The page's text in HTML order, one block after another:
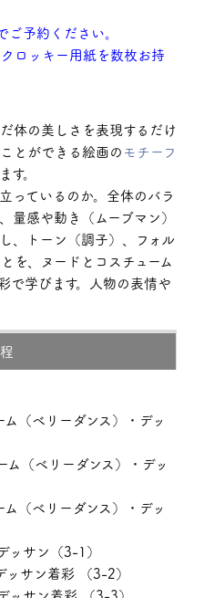
予約ください。
ロッキー用紙を数枚お持
体の美しさを表現するだけ
とができる絵画のモチーフ
。
っているのか。全体のバラ
量感や動き（ムーブマン）
、トーン（調子）、フォル
を、ヌードと コスチューム
で学びます。人物の表情や
（ベリーダンス）・デッ
ム（ベリーダンス）・デッ
（ベリーダンス）・デッ
ッサン（3-1）
サン着彩 （3-2）